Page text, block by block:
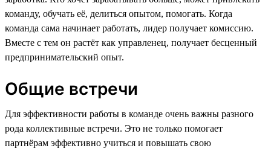
команду, обучать её, делиться опытом, помогать. Когда
команда сама начинает работать, лидер получает комиссию.
Вместе с тем он растёт как управленец, получает бесценный
предпринимательский опыт.
Общие встречи
Для эффективности работы в команде очень важны разного
рода коллективные встречи. Это не только помогает
партнёрам эффективно учиться и повышать свою